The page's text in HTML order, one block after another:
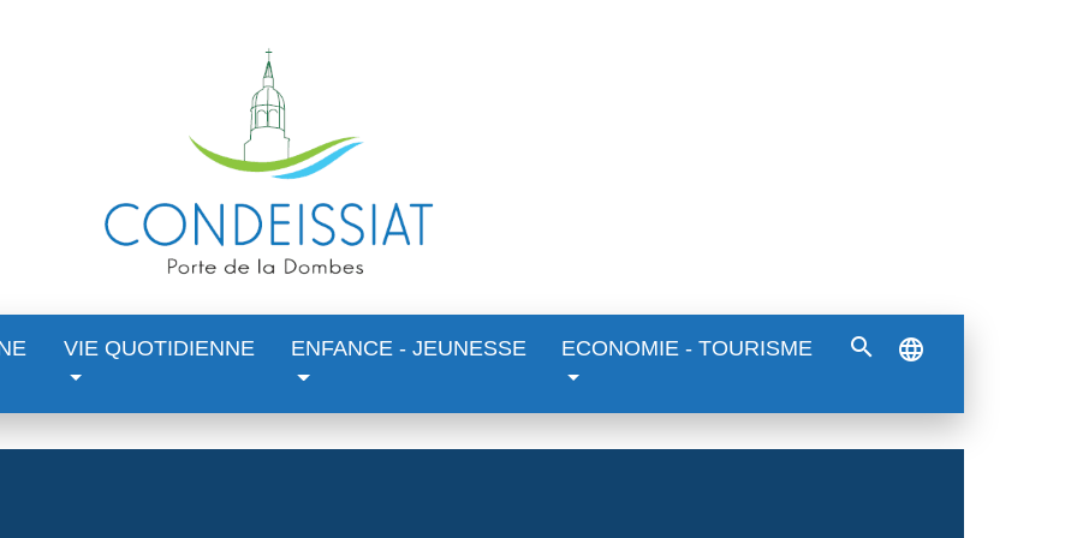
VIE QUOTIDIENNE ENFANCE - JEUNESSE ECONOMIE - TOURISME search language